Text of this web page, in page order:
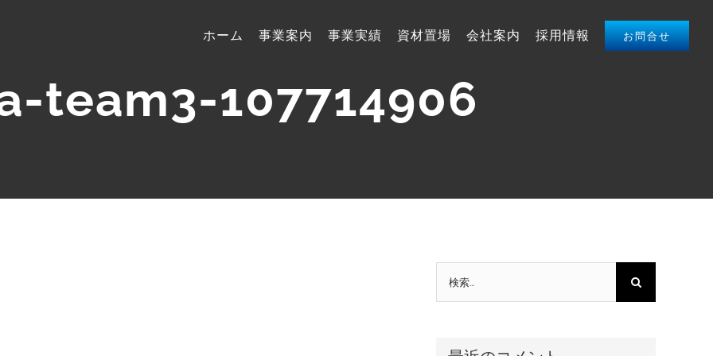
ホーム 事業案内 事業実績 資材置場 会社案内 採用情報 お問合せ
team3-107714906